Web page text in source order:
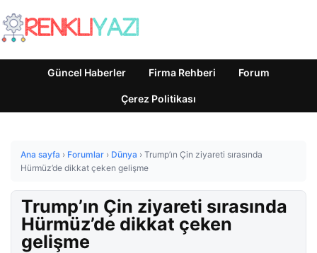
Güncel Haberler Firma Rehberi Forum
Çerez Politikası
Ana sayfa › Forumlar › Dünya › Trump’ın Çin ziyareti sırasında
Hürmüz’de dikkat çeken gelişme
Trump’ın Çin ziyareti sırasında
Hürmüz’de dikkat çeken
gelişme